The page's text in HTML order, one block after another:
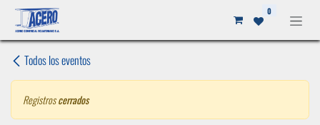
Ir al contenido 0
Todos los eventos
Registroscerrados